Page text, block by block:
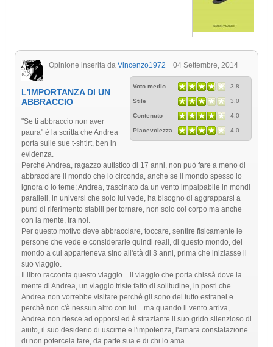
Opinione inserita da Vincenzo1972 04 Settembre, 2014
Voto medio 3.8
Stile 3.0
Contenuto 4.0
Piacevolezza 4.0
L'IMPORTANZA DI UN
ABBRACCIO
"Se ti abbraccio non aver
paura" è la scritta che Andrea
porta sulle sue t-shtirt, ben in
evidenza.
Perchè Andrea, ragazzo autistico di 17 anni, non può fare a meno di
abbracciare il mondo che lo circonda, anche se il mondo spesso lo
ignora o lo teme; Andrea, trascinato da un vento impalpabile in mondi
paralleli, in universi che solo lui vede, ha bisogno di aggrapparsi a
punti di riferimento stabili per tornare, non solo col corpo ma anche
con la mente, tra noi.
Per questo motivo deve abbracciare, toccare, sentire fisicamente le
persone che vede e considerarle quindi reali, di questo mondo, del
mondo a cui apparteneva sino all'età di 3 anni, prima che iniziasse il
suo viaggio.
Il libro racconta questo viaggio... il viaggio che porta chissà dove la
mente di Andrea, un viaggio triste fatto di solitudine, in posti che
Andrea non vorrebbe visitare perchè gli sono del tutto estranei e
perchè non c'è nessun altro con lui... ma quando il vento arriva,
Andrea non riesce ad opporsi ed è straziante il suo grido silenzioso di
aiuto, il suo desiderio di uscirne e l'impotenza, l'amara constatazione
di non potercela fare, da parte sua e di chi lo ama.